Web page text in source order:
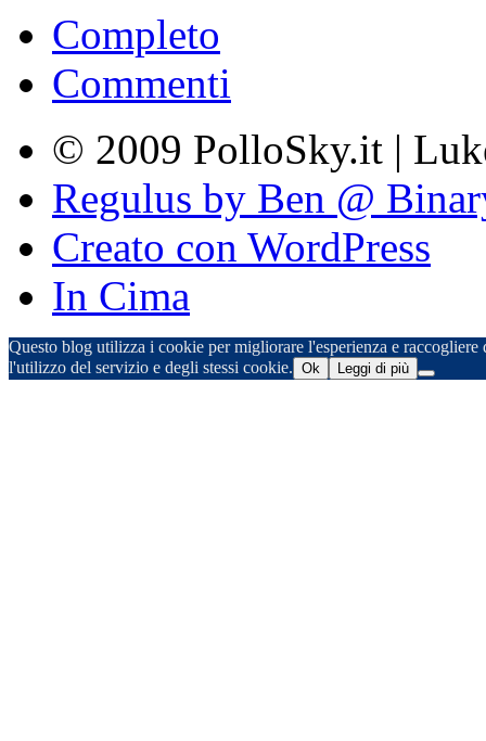
Completo
Commenti
© 2009 PolloSky.it |
Regulus by Ben @
Creato con WordPress
In Cima
Questo blog utilizza i cookie per migliorare l'esperienza e
l'utilizzo del servizio e degli stessi cookie. Ok Leggi di più